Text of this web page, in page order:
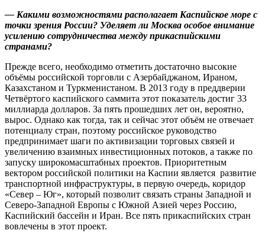
— Какими возможностями располагает Каспийское море с
точки зрения России? Уделяет ли Москва особое внимание
усилению сотрудничества между прикаспийскими
странами?
Прежде всего, необходимо отметить достаточно высокие
объёмы российской торговли с Азербайджаном, Ираном,
Казахстаном и Туркменистаном. В 2013 году в преддверии
Четвёртого каспийского саммита этот показатель достиг 33
миллиарда долларов. За пять прошедших лет он, вероятно,
вырос. Однако как тогда, так и сейчас этот объём не отвечает
потенциалу стран, поэтому российское руководство
предпринимает шаги по активизации торговых связей и
увеличению взаимных инвестиционных потоков, а также по
запуску широкомасштабных проектов. Приоритетным
вектором российской политики на Каспии является развитие
транспортной инфраструктуры, в первую очередь, коридор
«Север – Юг», который позволит связать страны Западной и
Северо-Западной Европы с Южной Азией через Россию,
Каспийский бассейн и Иран. Все пять прикаспийских стран
вовлечены в этот проект.